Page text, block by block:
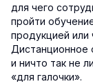
для чего
пройти
продукцией или
Дистанционное
и ничто так не
«для галочки».